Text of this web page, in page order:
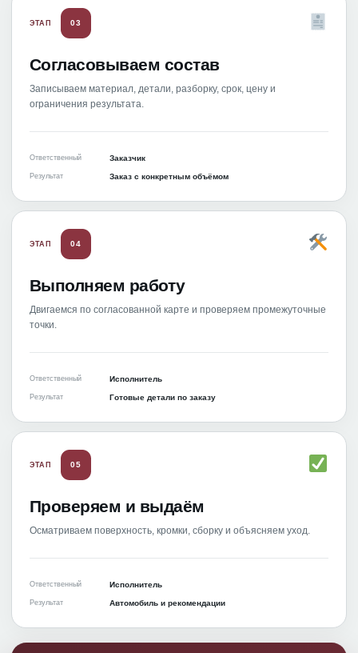
ЭТАП 03
Согласовываем состав
Записываем материал, детали, разборку, срок, цену и
ограничения результата.
Ответственный Заказчик
Результат Заказ с конкретным объёмом
ЭТАП 04
Выполняем работу
Двигаемся по согласованной карте и проверяем промежуточные
точки.
Ответственный Исполнитель
Результат Готовые детали по заказу
ЭТАП 05
Проверяем и выдаём
Осматриваем поверхность, кромки, сборку и объясняем уход.
Ответственный Исполнитель
Результат Автомобиль и рекомендации